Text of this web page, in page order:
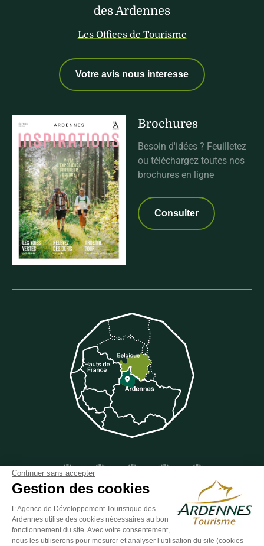
des Ardennes
Les Offices de Tourisme
Votre avis nous interesse
Brochures
Besoin d'idées ? Feuilletez
ou téléchargez toutes nos
brochures en ligne
Consulter
Suivez-nous sur Facebook
ESPACE GROUPES ESPACE PRESSE ESPACE PRO
Plan du site-Politique de confidentialité -Mentions légales -
Continuer sans accepter
Gestion des cookies
L’Agence de Développement Touristique des
Ardennes utilise des cookies nécessaires au bon
fonctionnement du site. Avec votre consentement,
nous les utiliserons pour mesurer et analyser l’utilisation du site (cookies